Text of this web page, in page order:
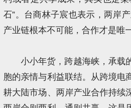
石”。台商林子宸也表示，两岸
产业链根本不可能，合作才是唯一
小小年货，跨越海峡，承载
胞的亲情与利益联结。从跨境电
耕大陆市场、两岸产业合作持续